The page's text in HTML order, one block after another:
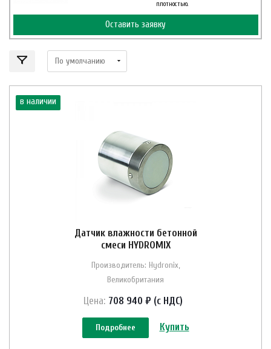
плотностью.
Оставить заявку
в наличии
Датчик влажности бетонной
смеси HYDROMIX
Производитель: Hydronix,
Великобритания
Цена: 708 940 ₽ (с НДС)
Подробнее Купить